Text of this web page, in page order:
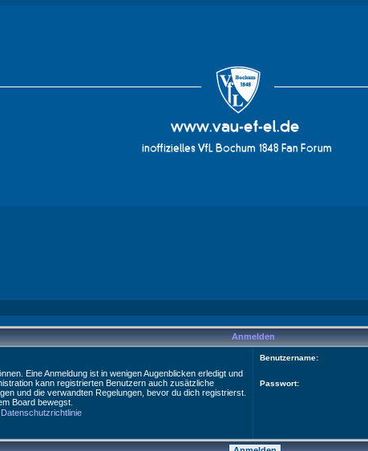
Anmelden
Eine Anmeldung ist in wenigen Augenblicken erledigt und
kann registrierten Benutzern auch zusätzliche
und die verwandten Regelungen, bevor du dich registrierst.
Board bewegst.
Datenschutzrichtlinie
Benutzername:
Passwort: